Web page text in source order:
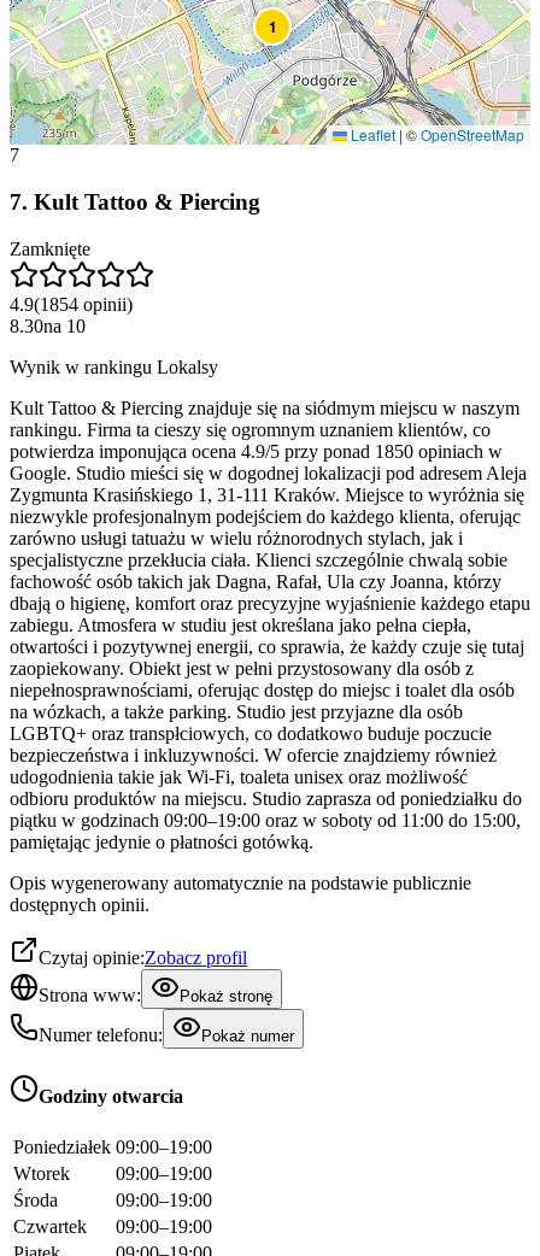
1
Leaflet |©OpenStreetMap
7
7. Kult Tattoo & Piercing
Zamknięte
4.9(1854 opinii)
8.30na 10
Wynik w rankingu Lokalsy
Kult Tattoo & Piercing znajduje się na siódmym miejscu w naszym
rankingu. Firma ta cieszy się ogromnym uznaniem klientów, co
potwierdza imponująca ocena 4.9/5 przy ponad 1850 opiniach w
Google. Studio mieści się w dogodnej lokalizacji pod adresem Aleja
Zygmunta Krasińskiego 1, 31-111 Kraków. Miejsce to wyróżnia się
niezwykle profesjonalnym podejściem do każdego klienta, oferując
zarówno usługi tatuażu w wielu różnorodnych stylach, jak i
specjalistyczne przekłucia ciała. Klienci szczególnie chwalą sobie
fachowość osób takich jak Dagna, Rafał, Ula czy Joanna, którzy
dbają o higienę, komfort oraz precyzyjne wyjaśnienie każdego etapu
zabiegu. Atmosfera w studiu jest określana jako pełna ciepła,
otwartości i pozytywnej energii, co sprawia, że każdy czuje się tutaj
zaopiekowany. Obiekt jest w pełni przystosowany dla osób z
niepełnosprawnościami, oferując dostęp do miejsc i toalet dla osób
na wózkach, a także parking. Studio jest przyjazne dla osób
LGBTQ+ oraz transpłciowych, co dodatkowo buduje poczucie
bezpieczeństwa i inkluzywności. W ofercie znajdziemy również
udogodnienia takie jak Wi-Fi, toaleta unisex oraz możliwość
odbioru produktów na miejscu. Studio zaprasza od poniedziałku do
piątku w godzinach 09:00–19:00 oraz w soboty od 11:00 do 15:00,
pamiętając jedynie o płatności gotówką.
Opis wygenerowany automatycznie na podstawie publicznie
dostępnych opinii.
Czytaj opinie:Zobacz profil
Strona www:
Pokaż stronę
Numer telefonu: Pokaż numer
Godziny otwarcia
Poniedziałek 09:00–19:00
Wtorek
09:00–19:00
Środa
09:00–19:00
Czwartek
09:00–19:00